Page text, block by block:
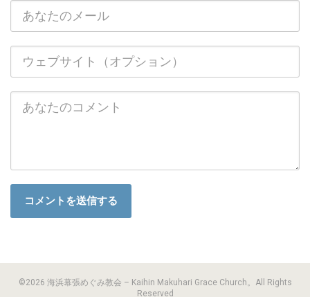
©2026 海浜幕張めぐみ教会 – Kaihin Makuhari Grace Church。All Rights
Reserved